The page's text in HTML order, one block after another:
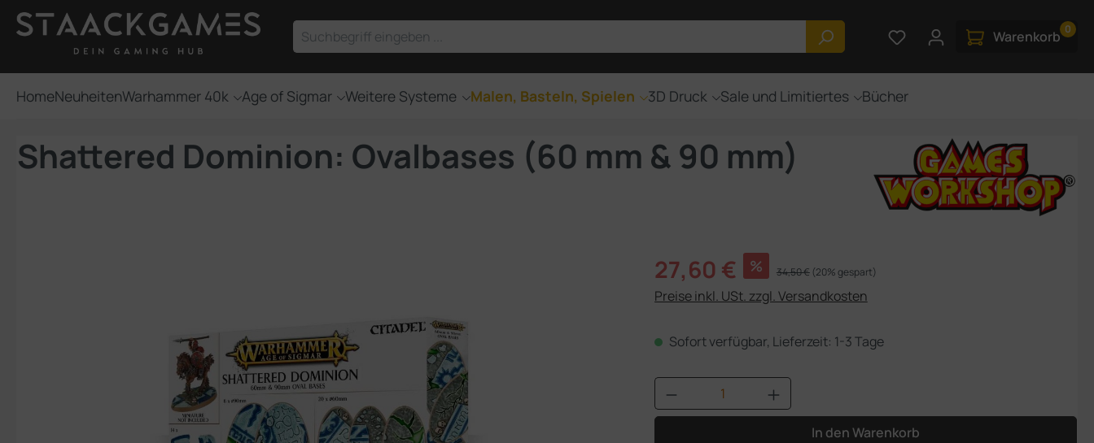
Hauptinhalt springen
Zur Suche springen
Du hast 0 Produkte auf dem
Warenkorb 0
HomeNeuheitenWarhammer 40k Age of Sigmar Weitere Systeme Malen, Basteln, Spielen 3D Druck Sale und Limitiertes Bücher
Shattered Dominion: Ovalbases (60 mm & 90 mm)
Verkaufspreis:
27,60 € % Regulärer Preis:
34,50 € (20% gespart)
Preise inkl. USt. zzgl. Versandkosten
Sofort verfügbar, Lieferzeit: 1-3 Tage
Produkt Anzahl: Gib den gewünschten Wert
In den Warenkorb